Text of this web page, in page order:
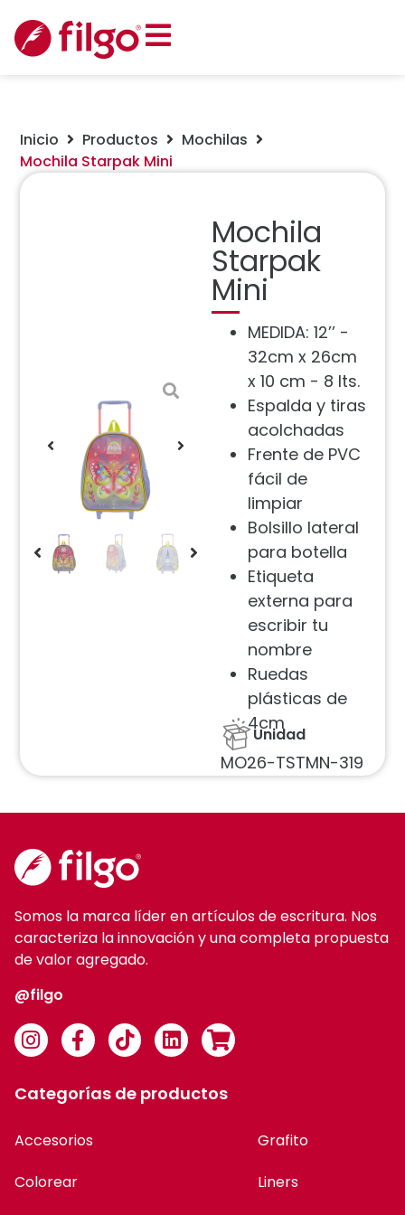
Inicio Productos
Mochilas
Mochila Starpak Mini
Mochila
Starpak
Mini
MEDIDA: 12’’ -
32cm x 26cm
x 10 cm - 8 lts.
Espalda y tiras
acolchadas
Frente de PVC
fácil de
limpiar
Bolsillo lateral
para botella
Etiqueta
externa para
escribir tu
nombre
Ruedas
plásticas de
4cm
Unidad
MO26-TSTMN-319
Somos la marca líder en artículos de escritura. Nos
caracteriza la innovación y una completa propuesta
de valor agregado.
@filgo
Categorías de productos
Accesorios
Colorear
Grafito
Liners